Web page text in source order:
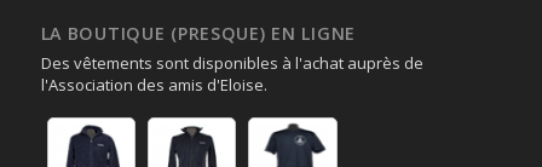
LA BOUTIQUE (PRESQUE) EN LIGNE
Des vêtements sont disponibles à l'achat auprès de
l'Association des amis d'Eloise.